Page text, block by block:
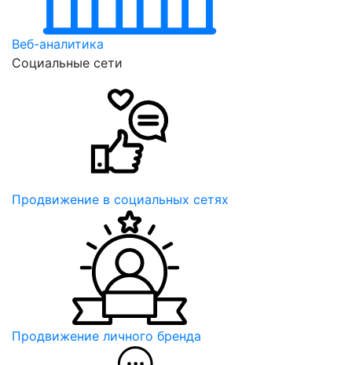
Веб-аналитика
Социальные сети
Продвижение в социальных сетях
Продвижение личного бренда